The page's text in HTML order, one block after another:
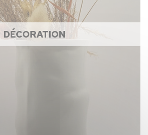
DÉCORATION